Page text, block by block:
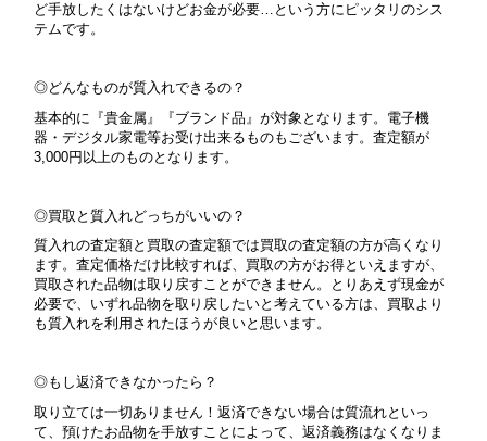
ど手放したくはないけどお金が必要…という方にピッタリのシス
テムです。
◎どんなものが質入れできるの？
基本的に『貴金属』『ブランド品』が対象となります。 電子機
器・デジタル家電等お受け出来るものもございます。査定額が
3,000円以上のものとなります。
◎買取と質入れどっちがいいの？
質入れの査定額と買取の査定額では買取の査定額の方が高くなり
ます。査定価格だけ比較すれば、買取の方がお得といえますが、
買取された品物は取り戻すことができません。とりあえず現金が
必要で、いずれ品物を取り戻したいと考えている方は、買取より
も質入れを利用されたほうが良いと思います。
◎もし返済できなかったら？
取り立ては一切ありません！返済できない場合は質流れといっ
て、預けたお品物を手放すことによって、返済義務はなくなりま